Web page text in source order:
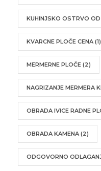
KUHINJSKO OSTRVO
KVARCNE PLOČE CENA (1)
MERMERNE PLOČE (2)
NAGRIZANJE MERMERA
OBRADA IVICE RADNE
OBRADA KAMENA (2)
ODGOVORNO